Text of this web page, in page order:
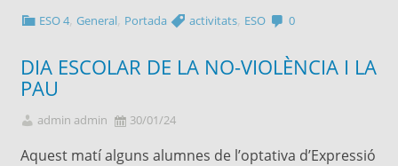
ESO 4 ,General Portada activitats ESO 0
DIA ESCOLAR DE LA NO-VIOLÈNCIA I LA
PAU
admin admin 30/01/24
Aquest matí alguns alumnes de l’optativa d’Expressió